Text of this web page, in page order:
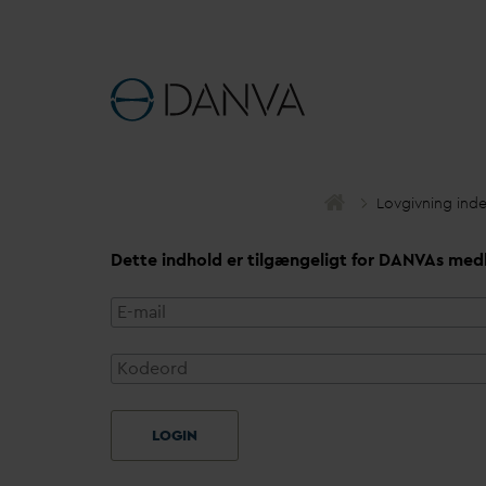
Lovgivning
Dette indhold er tilgængeligt for DANVAs
LOGIN